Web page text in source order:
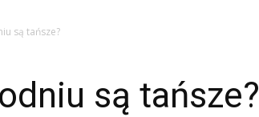
są tańsze?
są tańsze?